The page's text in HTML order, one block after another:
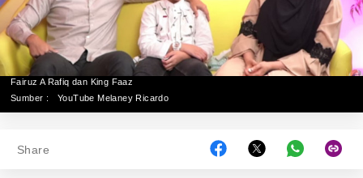
Fairuz A Rafiq dan King Faaz
Sumber :
YouTube Melaney Ricardo
Share